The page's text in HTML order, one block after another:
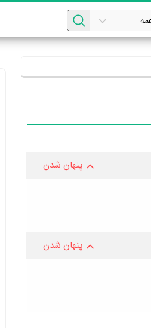
پنهان شدن
پنهان شدن